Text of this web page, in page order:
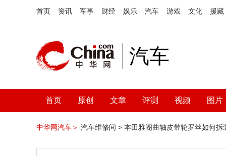
首页 资讯 军事 财经 娱乐 汽车 游戏 文化 援藏
汽车
首页 原创 文章 评测 视频 图片
中华网汽车＞ 汽车维修间 > 本田雅阁曲轴皮带轮罗丝如何拆